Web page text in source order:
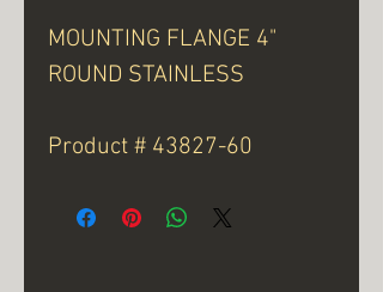
MOUNTING FLANGE 4"
ROUND STAINLESS
Product # 43827-60